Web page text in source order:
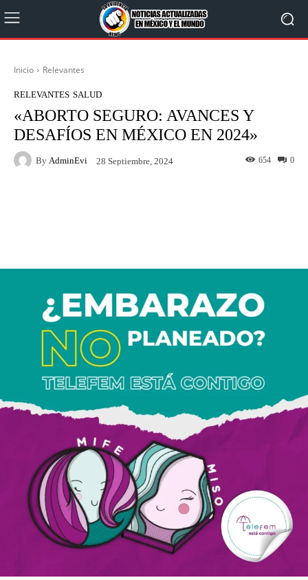
Inicio Relevantes
RELEVANTES SALUD
«ABORTO SEGURO: AVANCES Y
DESAFÍOS EN MÉXICO EN 2024»
By AdminEvi 28 Septiembre, 2024 0
654